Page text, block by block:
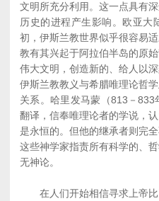
文明所充分利用。这一点具有
历史的进程产生影响。欧亚大
初，伊斯兰教世界似乎很容易
教有其兴起于阿拉伯半岛的原
伟大文明，创造新的、给人以
伊斯兰教教义与希腊唯理论哲
关系。哈里发马蒙（813－
翻译，信奉唯理论者的学说，
是永恒的。但他的继承者则完
这些神学家指责所有科学的、
无神论。
在人们开始相信寻求上帝比